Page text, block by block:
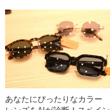
あなたにぴったりなカラー